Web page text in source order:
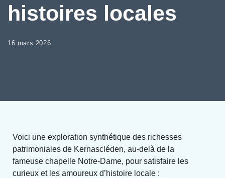
histoires locales
16 mars 2026
Voici une exploration synthétique des richesses
patrimoniales de Kernascléden, au-delà de la
fameuse chapelle Notre-Dame, pour satisfaire les
curieux et les amoureux d’histoire locale :